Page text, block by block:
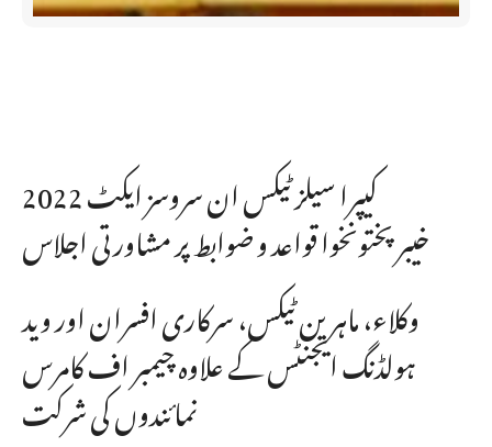
کیپرا سیلز ٹیکس ان سروسز ایکٹ 2022
خیبرپختونخوا قواعد و ضوابط پر مشاورتی اجلاس
وکلاء، ماہرین ٹیکس، سرکاری افسران اور وید
ہولڈنگ ایجنٹس کے علاوہ چیمبر اف کامرس
نمائندوں کی شرکت